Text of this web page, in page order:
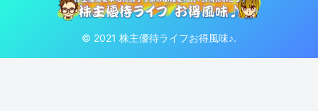
© 2021 株主優待ライフお得風味♪.